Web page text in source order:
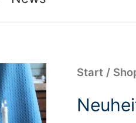
Start /
Schwibbogen
Erzgebirge